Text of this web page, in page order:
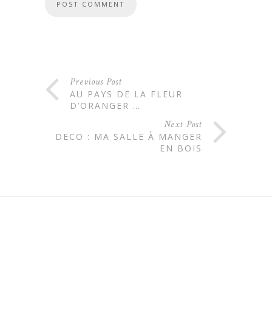
Previous Post
AU PAYS DE LA FLEUR
D’ORANGER …
Next Post
DECO : MA SALLE À MANGER
EN BOIS